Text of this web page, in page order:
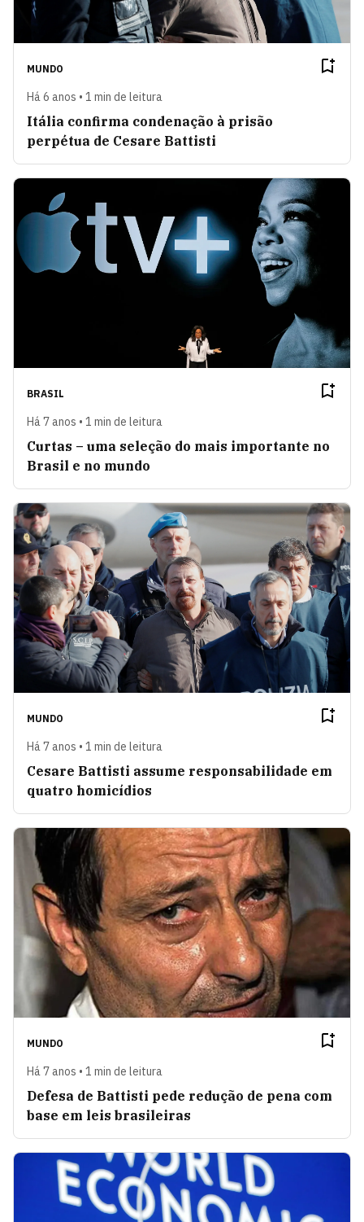
MUNDO
Há 6 anos • 1 min de leitura
Itália confirma condenação à prisão
perpétua de Cesare Battisti
BRASIL
Há 7 anos • 1 min de leitura
Curtas – uma seleção do mais importante no
Brasil e no mundo
MUNDO
Há 7 anos • 1 min de leitura
Cesare Battisti assume responsabilidade em
quatro homicídios
MUNDO
Há 7 anos • 1 min de leitura
Defesa de Battisti pede redução de pena com
base em leis brasileiras